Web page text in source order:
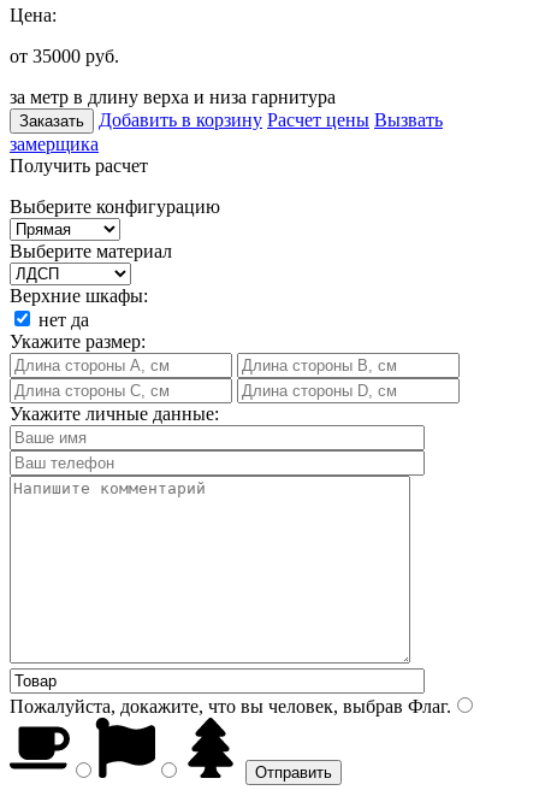
Цена:
от 35000 руб.
за метр в длину верха и низа гарнитура
Заказать Добавить в корзину Расчет цены Вызвать
замерщика
Получить расчет
Выберите конфигурацию
Выберите материал
Верхние шкафы:
нет да
Укажите размер:
Укажите личные данные:
Пожалуйста, докажите, что вы человек, выбрав Флаг.